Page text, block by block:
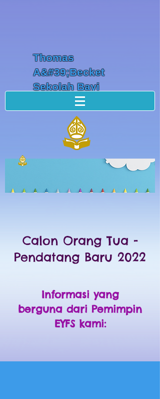
Thomas
A&#39;Becket
Sekolah Bayi
Calon Orang Tua -
Pendatang Baru 2022
Informasi yang
berguna dari Pemimpin
EYFS kami: